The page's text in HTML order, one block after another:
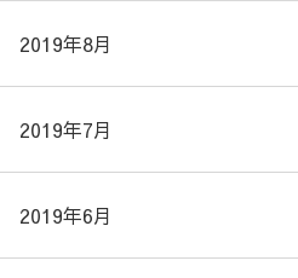
2019年8月
2019年7月
2019年6月